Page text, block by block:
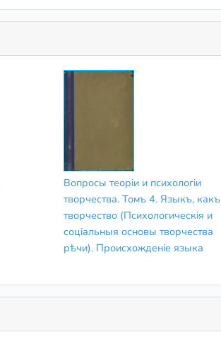
Вопросы теоріи и психологіи
творчества. Томъ 4. Языкъ, какъ
творчество (Психологическія и
соціальныя основы творчества
рѣчи). Происхожденіе языка